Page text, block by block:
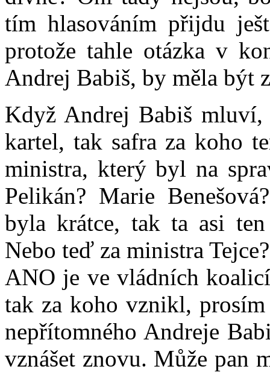
tím hlasováním přijdu
protože tahle otázka v
Andrej Babiš, by měla být
Když Andrej Babiš
kartel, tak safra za koho
ministra, který byl na
Pelikán? Marie
byla krátce, tak ta asi
Nebo teď za ministra
ANO je ve vládních
tak za koho vznikl, prosím
nepřítomného Andreje
vznášet znovu. Může pan